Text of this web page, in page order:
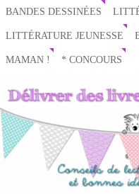
BANDES DESSINÉES
LITTÉRATURE JEUNESSE
MAMAN ! * CONCOURS